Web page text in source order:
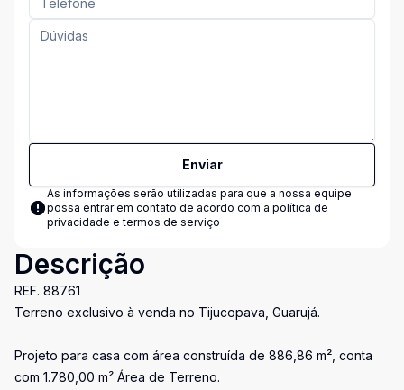
Enviar
As informações serão utilizadas para que a nossa equipe
possa entrar em contato de acordo com a política de
privacidade e termos de serviço
Descrição
REF. 88761
Terreno exclusivo à venda no Tijucopava, Guarujá.
Projeto para casa com área construída de 886,86 m², conta
com 1.780,00 m² Área de Terreno.